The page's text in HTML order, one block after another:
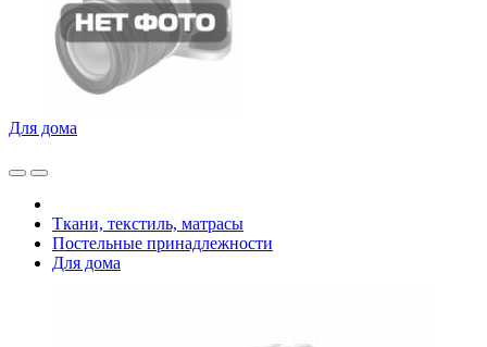
Для дома
Ткани, текстиль, матрасы
Постельные принадлежности
Для дома